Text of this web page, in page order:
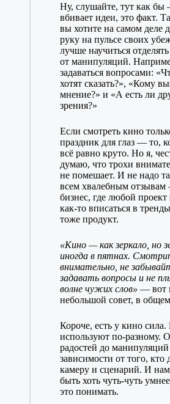
Ну, слушайте, тут как
вбивает идеи, это факт.
вы хотите на самом деле
руку на пульсе своих
лучше научиться
от манипуляций.
задаваться вопросами:
хотят сказать?», «Кому
мнение?» и «А есть ли
зрения?»
Если смотреть кино
праздник для глаз — то,
всё равно круто. Но я,
думаю, что трохи
не помешает. И не надо
всем хвалебным
бизнес, где любой проект
как-то вписаться в
тоже продукт.
«Кино — как зеркало, но
иногда в пятнах.
внимательно, не
задавать вопросы и не
волне чужих слов» — вот
небольшой совет, в
Короче, есть у кино
используют по-разному.
радостей до
зависимости от того, кто
камеру и сценарий. И
быть хоть чуть-чуть
это понимать.